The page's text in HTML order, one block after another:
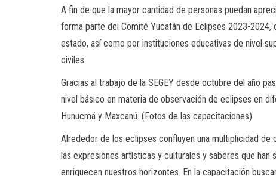
A fin de que la mayor cantidad de personas puedan
forma parte del Comité Yucatán de Eclipses 2023-
estado, así como por instituciones educativas de nivel
civiles.
Gracias al trabajo de la SEGEY desde octubre del año
nivel básico en materia de observación de eclipses en
Hunucmá y Maxcanú. (Fotos de las capacitaciones)
Alrededor de los eclipses confluyen una multiplicidad
las expresiones artísticas y culturales y saberes que
enriquecen nuestros horizontes. En la capacitación